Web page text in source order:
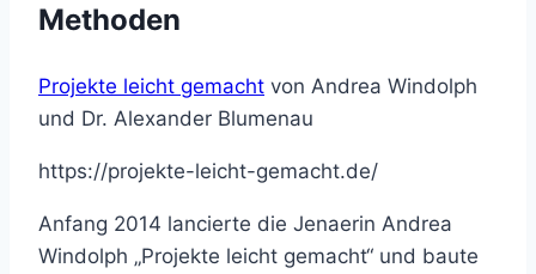
Methoden
Projekte leicht gemacht von Andrea Windolph
und Dr. Alexander Blumenau
https://projekte-leicht-gemacht.de/
Anfang 2014 lancierte die Jenaerin Andrea
Windolph „Projekte leicht gemacht“ und baute